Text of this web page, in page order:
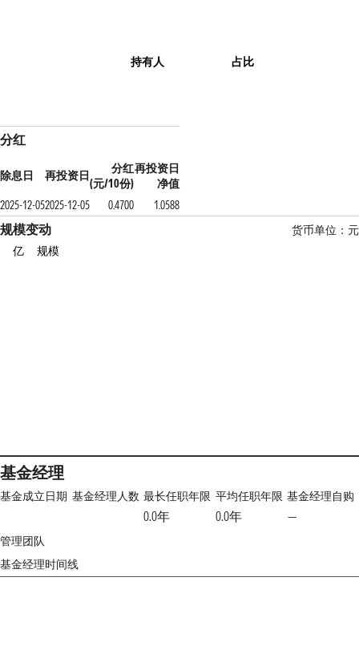
持有人 占比
分红
除息日 再投资日
分红
(元/10份)
再投资日
净值
2025-12-052025-12-05 0.4700 1.0588
规模变动
货币单位：元
亿
规模
基金经理
基金成立日期 基金经理人数 最长任职年限
0.0年
平均任职年限
0.0年
基金经理自购
—
管理团队
基金经理时间线